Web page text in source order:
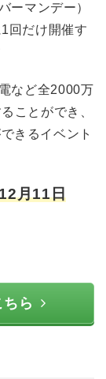
ーマンデー）
回だけ開催す
など全2000万
ことができ、
きるイベント
月11日
ら